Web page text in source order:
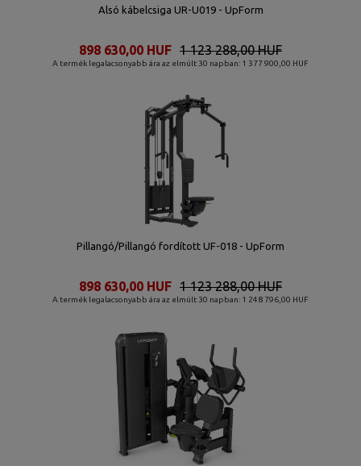
Alsó kábelcsiga UR-U019 - UpForm
A termék legalacsonyabb ára az elmúlt 30 napban: 1 377 900,00 HUF
1 123 288,00 HUF
898 630,00 HUF
Pillangó/Pillangó fordított UF-018 - UpForm
A termék legalacsonyabb ára az elmúlt 30 napban: 1 248 796,00 HUF
1 123 288,00 HUF
898 630,00 HUF